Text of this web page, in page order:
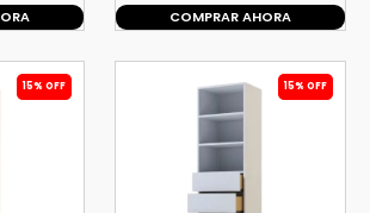
COMPRAR AHORA
15% OFF 15% OFF